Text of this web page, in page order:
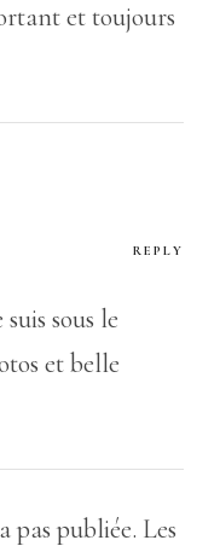
et toujours
REPLY
sous le
et belle
pas publiée. Les